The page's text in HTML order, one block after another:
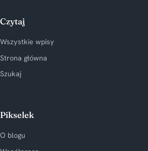
Czytaj
Wszystkie wpisy
Strona główna
Szukaj
Pikselek
O blogu